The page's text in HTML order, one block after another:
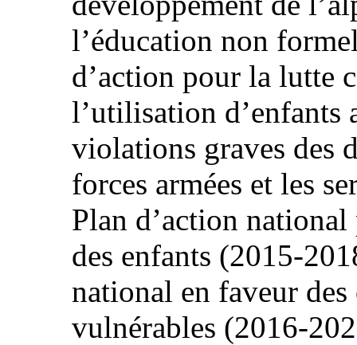
l’éducation non
d’action pour la lutte
l’utilisation d’enfants
violations graves des
forces armées et les
Plan d’action
des enfants (2015-
national en faveur
vulnérables (2016-